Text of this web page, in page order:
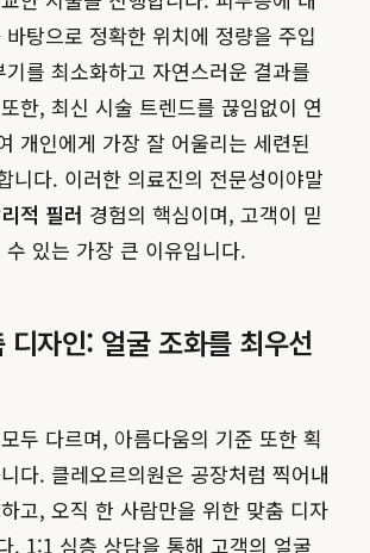
탕으로 정확한 위치에 정량을 주입
를 최소화하고 자연스러운 결과를
한, 최신 시술 트렌드를 끊임없이 연
개인에게 가장 잘 어울리는 세련된
니다. 이러한 의료진의 전문성이야말
적 필러 경험의 핵심이며, 고객이 믿
있는 가장 큰 이유입니다.
디자인: 얼굴 조화를 최우선
두 다르며, 아름다움의 기준 또한 획
다. 클레오르의원은 공장처럼 찍어내
고, 오직 한 사람만을 위한 맞춤 디자
. 1:1 심층 상담을 통해 고객의 얼굴